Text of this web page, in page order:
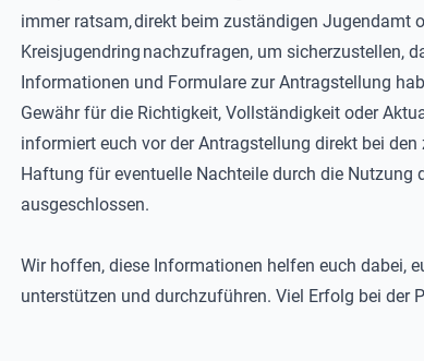
immer ratsam,direkt beim zuständigen Jugendamt
Kreisjugendring nachzufragen, um sicherzustellen,
Informationen und Formulare zur Antragstellung
Gewähr für die Richtigkeit, Vollständigkeit oder
informiert euch vor der Antragstellung direkt bei den
Haftung für eventuelle Nachteile durch die Nutzung
ausgeschlossen.
Wir hoffen, diese Informationen helfen euch dabei,
unterstützen und durchzuführen. Viel Erfolg bei der